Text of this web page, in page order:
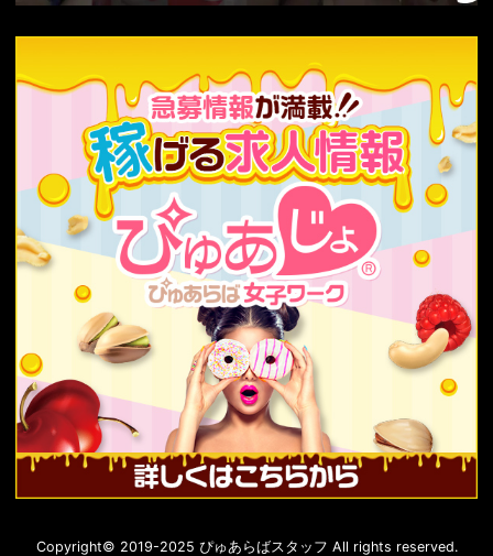
Copyright© 2019-2025 ぴゅあらばスタッフ All rights reserved.